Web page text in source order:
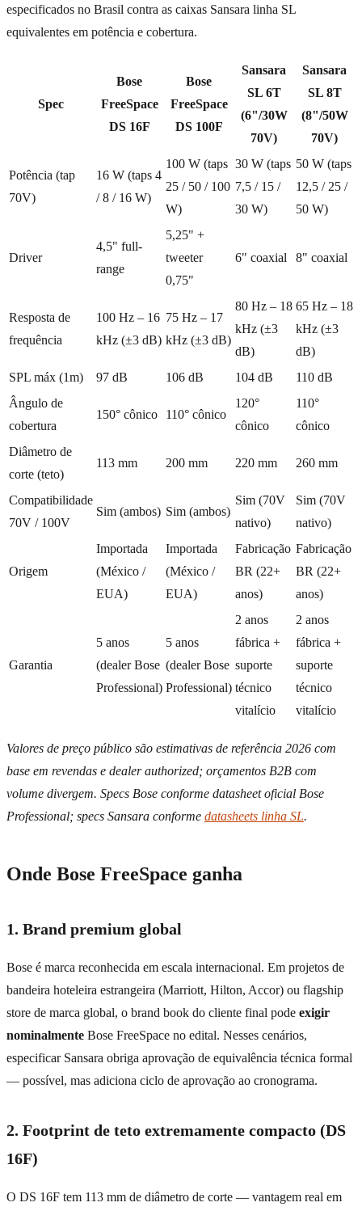
especificados no Brasil contra as caixas Sansara linha SL
equivalentes em potência e cobertura.
Spec
Bose
FreeSpace
DS 16F
Bose
FreeSpace
DS 100F
Sansara
SL 6T
(6"/30W
70V)
Sansara
SL 8T
(8"/50W
70V)
Potência (tap
70V)
16 W (taps 4
/ 8 / 16 W)
100 W (taps
25 / 50 / 100
W)
30 W (taps
7,5 / 15 /
30 W)
50 W (taps
12,5 / 25 /
50 W)
Driver
4,5" full-
range
5,25" +
tweeter
0,75"
6" coaxial 8" coaxial
Resposta de
frequência
100 Hz – 16
kHz (±3 dB)
75 Hz – 17
kHz (±3 dB)
80 Hz – 18
kHz (±3
dB)
65 Hz – 18
kHz (±3
dB)
SPL máx (1m)
97 dB 106 dB 104 dB
110 dB
Ângulo de
cobertura
150° cônico 110° cônico
120°
cônico
110°
cônico
Diâmetro de
corte (teto)
113 mm 200 mm 220 mm 260 mm
Compatibilidade
70V / 100V
Sim (ambos) Sim (ambos)
Sim (70V
nativo)
Sim (70V
nativo)
Origem
Importada
(México /
EUA)
Importada
(México /
EUA)
Fabricação
BR (22+
anos)
Fabricação
BR (22+
anos)
Garantia
5 anos
(dealer Bose
Professional)
5 anos
(dealer Bose
Professional)
2 anos
fábrica +
suporte
técnico
vitalício
2 anos
fábrica +
suporte
técnico
vitalício
Valores de preço público são estimativas de referência 2026 com
base em revendas e dealer authorized; orçamentos B2B com
volume divergem. Specs Bose conforme datasheet oficial Bose
Professional; specs Sansara conforme datasheets linha SL.
Onde Bose FreeSpace ganha
1. Brand premium global
Bose é marca reconhecida em escala internacional. Em projetos de
bandeira hoteleira estrangeira (Marriott, Hilton, Accor) ou flagship
store de marca global, o brand book do cliente final pode exigir
nominalmente Bose FreeSpace no edital. Nesses cenários,
especificar Sansara obriga aprovação de equivalência técnica formal
— possível, mas adiciona ciclo de aprovação ao cronograma.
2. Footprint de teto extremamente compacto (DS
16F)
O DS 16F tem 113 mm de diâmetro de corte — vantagem real em